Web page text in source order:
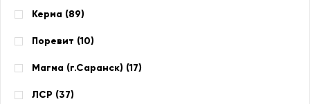
Керма (89)
Поревит (10)
Магма (г.Саранск) (17)
ЛСР (37)